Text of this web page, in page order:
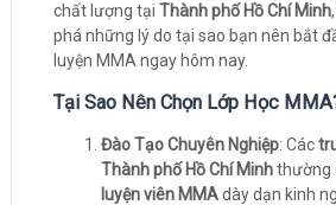
chất lượng tại Thành phố Hồ Chí Minh
phá những lý do tại sao bạn nên bắt
luyện MMA ngay hôm nay.
Tại Sao Nên Chọn Lớp Học
Đào Tạo Chuyên Nghiệp: Các
Thành phố Hồ Chí Minhthường
luyện viên MMAdày dạn kinh